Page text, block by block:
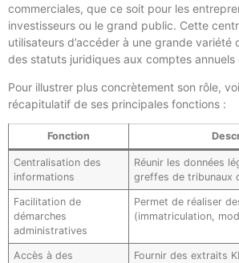
commerciales, que ce soit pour les
investisseurs ou le grand public. Cette
utilisateurs d’accéder à une grande variété
des statuts juridiques aux comptes annuels
Pour illustrer plus concrètement son rôle,
récapitulatif de ses principales fonctions :
Fonction
Centralisation des
informations
Réunir les données
greffes de tribunaux
Facilitation de
démarches
administratives
Permet de réaliser
(immatriculation,
Accès à des
Fournir des extraits